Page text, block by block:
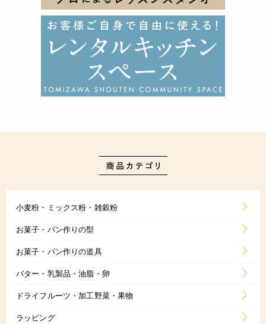
小麦粉・ミックス粉・雑穀粉
お菓子・パン作りの型
お菓子・パン作りの道具
バター・乳製品・油脂・卵
ドライフルーツ・加工野菜・果物
ラッピング